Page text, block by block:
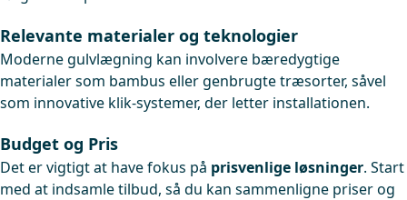
Relevante materialer og teknologier
Moderne gulvlægning kan involvere bæredygtige
materialer som bambus eller genbrugte træsorter, såvel
som innovative klik-systemer, der letter installationen.
Budget og Pris
Det er vigtigt at have fokus på prisvenlige løsninger. Start
med at indsamle tilbud, så du kan sammenligne priser og